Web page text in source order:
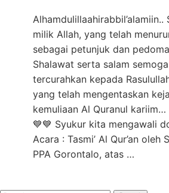
Alhamdulillaahirabbil’alamiin..
milik Allah, yang telah
sebagai petunjuk dan
Shalawat serta salam
tercurahkan kepada
yang telah mengentaskan
kemuliaan Al Quranul kariim…
💙💙 Syukur kita mengawali
Acara : Tasmi’ Al Qur’an oleh
PPA Gorontalo, atas …